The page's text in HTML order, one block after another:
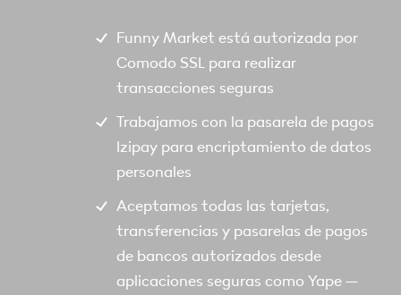
Funny Market está autorizada por
Comodo SSL para realizar
transacciones seguras
Trabajamos con la pasarela de pagos
Izipay para encriptamiento de datos
personales
Aceptamos todas las tarjetas,
transferencias y pasarelas de pagos
de bancos autorizados desde
aplicaciones seguras como Yape –